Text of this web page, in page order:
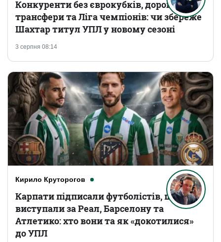
3 серпня 08:14
Конкуренти без єврокубків, дорогі
трансфери та Ліга чемпіонів: чи збереже
Шахтар титул УПЛ у новому сезоні
Кирило Круторогов
Карпати підписали футболістів, що
виступали за Реал, Барселону та
Атлетико: хто вони та як «докотилися»
до УПЛ